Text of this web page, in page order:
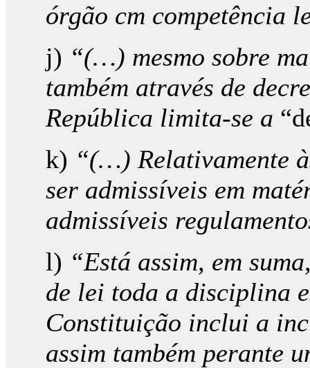
órgão cm competência
j) “(…) mesmo sobre
também através de
República limita-se a
k) “(…) Relativamente
ser admissíveis em
admissíveis
l) “Está assim, em
de lei toda a disciplina
Constituição inclui a
assim também perante